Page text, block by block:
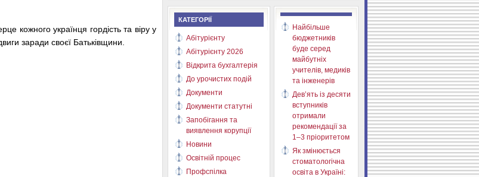
кожного українця гордість та віру у
заради своєї Батьківщини.
КАТЕГОРІЇ
Абітурієнту
Абітурієнту 2026
Відкрита бухгалтерія
До урочистих подій
Документи
Документи статутні
Запобігання та
виявлення корупції
Новини
Освітній процес
Профспілка
Найбільше
бюджетників
буде серед
майбутніх
учителів, медиків
та інженерів
Дев’ять із десяти
вступників
отримали
рекомендації за
1–3 пріоритетом
Як змінюється
стоматологічна
освіта в Україні: